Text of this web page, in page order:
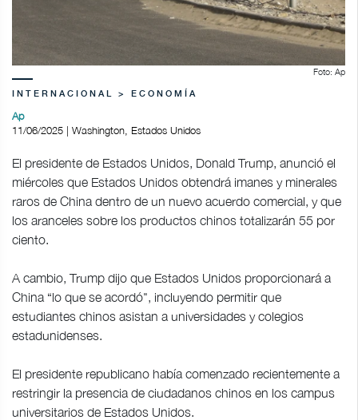
Foto: Ap
INTERNACIONAL > ECONOMÍA
Ap
11/06/2025 | Washington, Estados Unidos
El presidente de Estados Unidos, Donald Trump, anunció el
miércoles que Estados Unidos obtendrá imanes y minerales
raros de China dentro de un nuevo acuerdo comercial, y que
los aranceles sobre los productos chinos totalizarán 55 por
ciento.
A cambio, Trump dijo que Estados Unidos proporcionará a
China “lo que se acordó", incluyendo permitir que
estudiantes chinos asistan a universidades y colegios
estadunidenses.
El presidente republicano había comenzado recientemente a
restringir la presencia de ciudadanos chinos en los campus
universitarios de Estados Unidos.